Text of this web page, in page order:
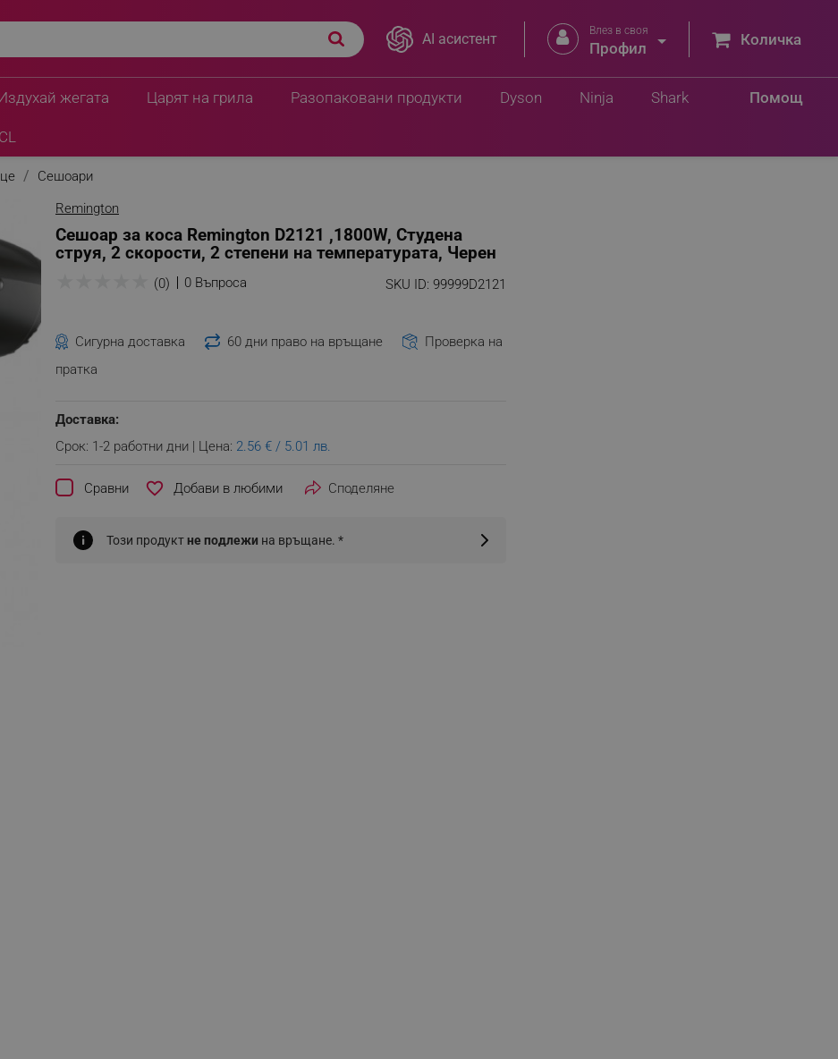
AI асистент  Влез в своя
Профил  Количка
жегата Царят на грила Разопаковани продукти Помощ
Dyson Ninja Shark
Сешоари
Remington
Сешоар за коса Remington D2121 ,1800W, Студена
струя, 2 скорости, 2 степени на температурата, Черен
SKU ID: 99999D2121
(0) 0 Въпроса
Сигурна доставка 60 дни право на връщане
Проверка на
пратка
Доставка:
Срок: 1-2 работни дни | Цена: 2.56 € / 5.01 лв.
Сравни favorite_border Споделяне
Този продуктне подлежи на връщане. *